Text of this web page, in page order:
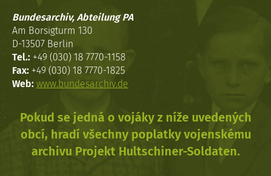
Bundesarchiv, Abteilung PA
Am Borsigturm 130
D-13507 Berlin
Tel.: +49 (030) 18 7770-1158
Fax: +49 (030) 18 7770-1825
Web: www.bundesarchiv.de
Pokud se jedná o vojáky z níže uvedených
obcí, hradí všechny poplatky vojenskému
archivu Projekt Hultschiner-Soldaten.